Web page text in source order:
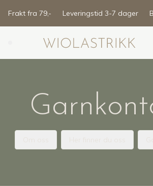
Frakt fra 79,- Leveringstid 3-7 dager
Search (⌘K)